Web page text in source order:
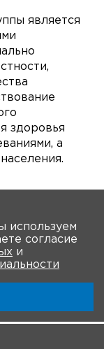
является
здоровья
а
используем
согласие
и
информация